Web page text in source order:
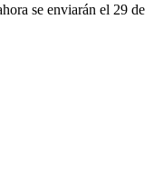
se enviarán el 29 de